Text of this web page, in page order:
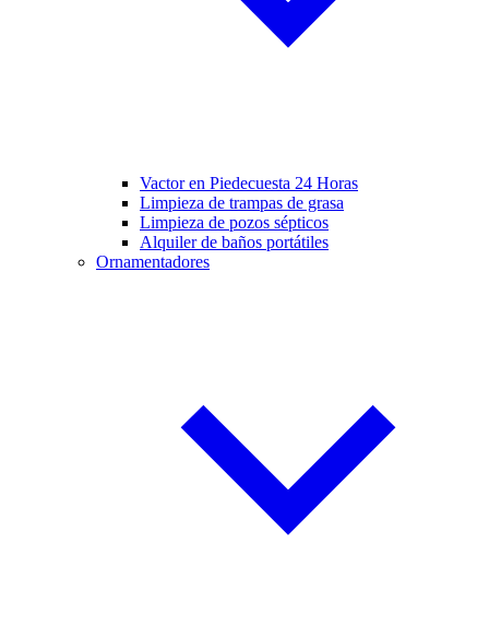
Vactor en Piedecuesta 24 Horas
Limpieza de trampas de grasa
Limpieza de pozos sépticos
Alquiler de baños portátiles
Ornamentadores